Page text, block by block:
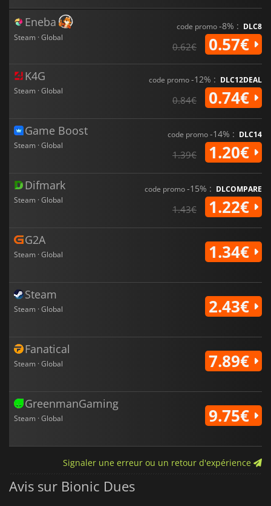
Eneba
Steam · Global
code promo-8% : DLC8
0.62€ 0.57€
K4G
Steam · Global
code promo-12% : DLC12DEAL
0.84€ 0.74€
Game Boost
Steam · Global
code promo-14% : DLC14
1.39€ 1.20€
Difmark
Steam · Global
code promo-15% : DLCOMPARE
1.43€ 1.22€
G2A
Steam · Global 1.34€
Steam
Steam · Global 2.43€
Fanatical
Steam · Global 7.89€
GreenmanGaming
Steam · Global 9.75€
Signaler une erreur ou un retour d'expérience
Avis sur Bionic Dues